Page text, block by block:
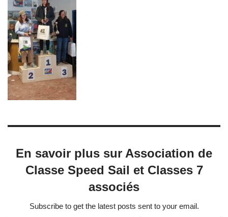
En savoir plus sur Association de
Classe Speed Sail et Classes 7
associés
Subscribe to get the latest posts sent to your email.